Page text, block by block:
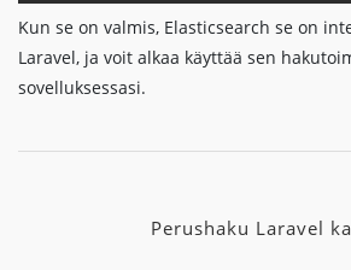
Kun se on valmis, Elasticsearch se on
Laravel, ja voit alkaa käyttää sen
sovelluksessasi.
Perushaku Laravel